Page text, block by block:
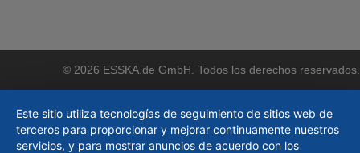
© 2026 ESSKA.de GmbH. Todos los derechos reservados.
Este sitio utiliza tecnologías de seguimiento de sitios web de
terceros para proporcionar y mejorar continuamente nuestros
servicios, y para mostrar anuncios de acuerdo con los